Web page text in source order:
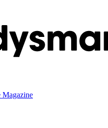
Magazine